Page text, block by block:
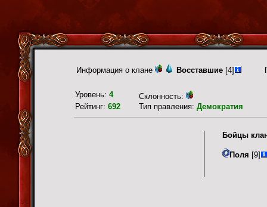
Информация о клане Восставшие [4]
Уровень: 4
Склонность:
Рейтинг: 692 Тип правления: Демократия
Бойцы
Поля [9]